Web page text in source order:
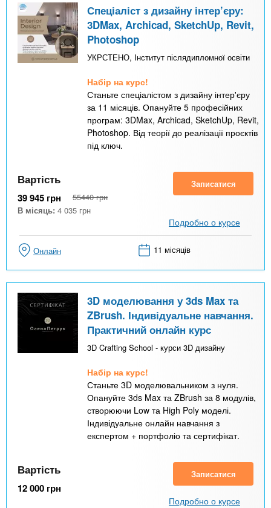
Спеціаліст з дизайну інтер’‎єру:
3DMax, Archicad, SketchUp, Revit,
Photoshop
УКРСТЕНО, Інститут післядипломної освіти
Набір на курс!
Станьте спеціалістом з дизайну інтер'єру
за 11 місяців. Опануйте 5 професійних
програм: 3DMax, Archicad, SketchUp, Revit,
Photoshop. Від теорії до реалізації проєктів
під ключ.
Вартість
39 945 грн 55440 грн
В місяць: 4 035 грн
Записатися
Подробно о курсе
Онлайн 11 місяців
3D моделювання у 3ds Max та
ZBrush. Індивідуальне навчання.
Практичний онлайн курс
3D Crafting School - курси 3D дизайну
Набір на курс!
Станьте 3D моделювальником з нуля.
Опануйте 3ds Max та ZBrush за 8 модулів,
створюючи Low та High Poly моделі.
Індивідуальне онлайн навчання з
експертом + портфоліо та сертифікат.
Вартість
12 000 грн
Записатися
Подробно о курсе